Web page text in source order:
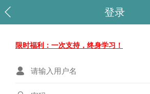
登录
限时福利：一次支持，终身学习！